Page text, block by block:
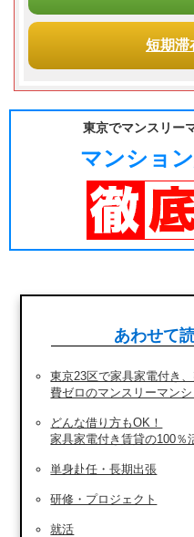
短期滞
東京でマンスリー
マンショ
あわせて
東京23区で家具家電付き
費ゼロのマンスリーマンシ
どんな借り方もOK！
家具家電付き賃貸の100％
単身赴任・長期出張
研修・プロジェクト
就活